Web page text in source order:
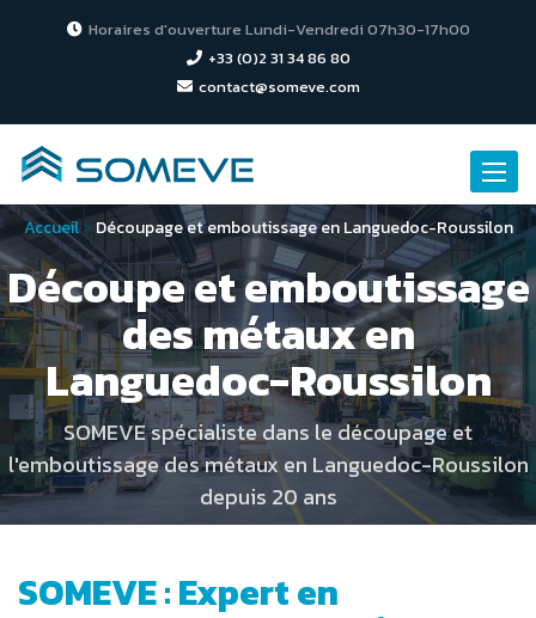
Horaires d'ouverture Lundi-Vendredi 07h30-17h00
+33 (0)2 31 34 86 80
contact@someve.com
Toggle
Accueil>Découpage et emboutissage en Languedoc-Roussilon
Découpe et emboutissage
des métaux en
Languedoc-Roussilon
SOMEVE spécialiste dans le découpage et
l'emboutissage des métaux en Languedoc-Roussilon
depuis 20 ans
SOMEVE : Expert en